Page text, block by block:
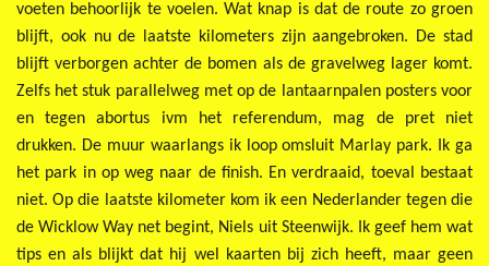
voeten behoorlijk te voelen. Wat knap is dat de route zo groen
blijft, ook nu de laatste kilometers zijn aangebroken. De stad
blijft verborgen achter de bomen als de gravelweg lager komt.
Zelfs het stuk parallelweg met op de lantaarnpalen posters voor
en tegen abortus ivm het referendum, mag de pret niet
drukken. De muur waarlangs ik loop omsluit Marlay park. Ik ga
het park in op weg naar de finish. En verdraaid, toeval bestaat
niet. Op die laatste kilometer kom ik een Nederlander tegen die
de Wicklow Way net begint, Niels uit Steenwijk. Ik geef hem wat
tips en als blijkt dat hij wel kaarten bij zich heeft, maar geen